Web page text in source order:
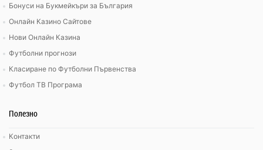
Бонуси на Букмейкъри за България
Онлайн Казино Сайтове
Нови Онлайн Казина
Футболни прогнози
Класиране по Футболни Първенства
Футбол ТВ Програма
Полезно
Контакти